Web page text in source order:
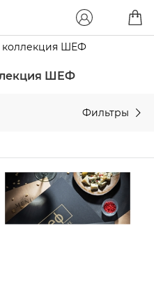
коллекция ШЕФ
ШЕФ
Фильтры